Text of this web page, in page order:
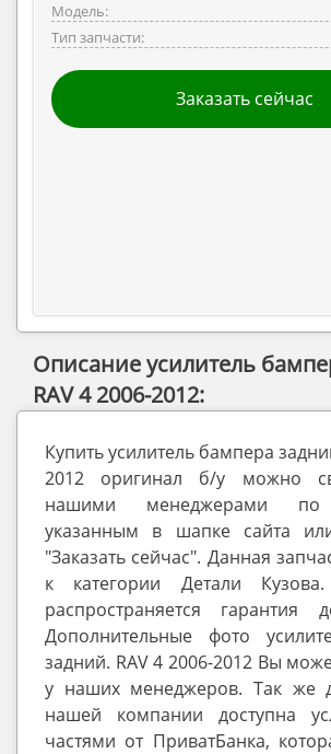
Модель:
Тип запчасти:
Заказать сейчас
Описание усилитель
RAV 4 2006-2012:
Купить усилитель бампера
2012 оригинал б/у можно
нашими менеджерами по
указанным в шапке сайта
"Заказать сейчас". Данная
к категории Детали
распространяется
Дополнительные фото
задний. RAV 4 2006-2012 Вы
у наших менеджеров. Так же
нашей компании доступна
частями от ПриватБанка,